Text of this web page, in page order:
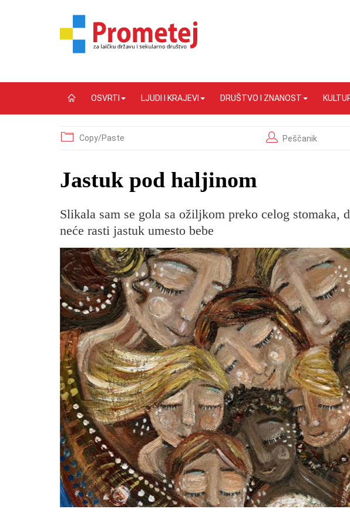
OSVRTI LJUDI I KRAJEVI DRUŠTVO I ZNANOST
Copy/Paste Peščanik
Jastuk pod haljinom
Slikala sam se gola sa ožiljkom preko celog stomaka,
neće rasti jastuk umesto bebe